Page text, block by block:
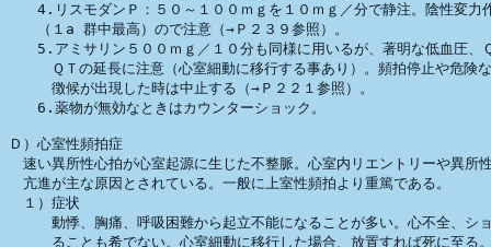
4.リスモダンＰ：５０～１００ｍｇを１０ｍｇ／分で静注。陰性変力
（１a 群中最高）ので注意（→Ｐ２３９参照）。
5.アミサリン５００ｍｇ／１０分も同様に用いるが、著明な低血圧、
ＱＴの延長に注意（心室細動に移行する事あり）。頻拍停止や危険
徴候が出現した時は中止する（→Ｐ２２１参照）。
6.薬物が無効なときはカウンターショック。
Ｄ）心室性頻拍症
速い異所性心拍が心室起源に生じた不整脈。心室内リエントリーや異所
亢進が主な原因とされている。一般に上室性頻拍より重篤である。
１）症状
動悸、胸痛、呼吸困難から起立不能になることが多い。心不全、シ
ることも希でない。心室細動に移行した場合、放置すれば死に至る